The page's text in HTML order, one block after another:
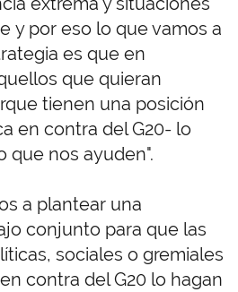
y por eso lo que vamos a
es que en
que quieran
tienen una posición
en contra del G20- lo
que nos ayuden".
a plantear una
conjunto para que las
sociales o gremiales
contra del G20 lo hagan